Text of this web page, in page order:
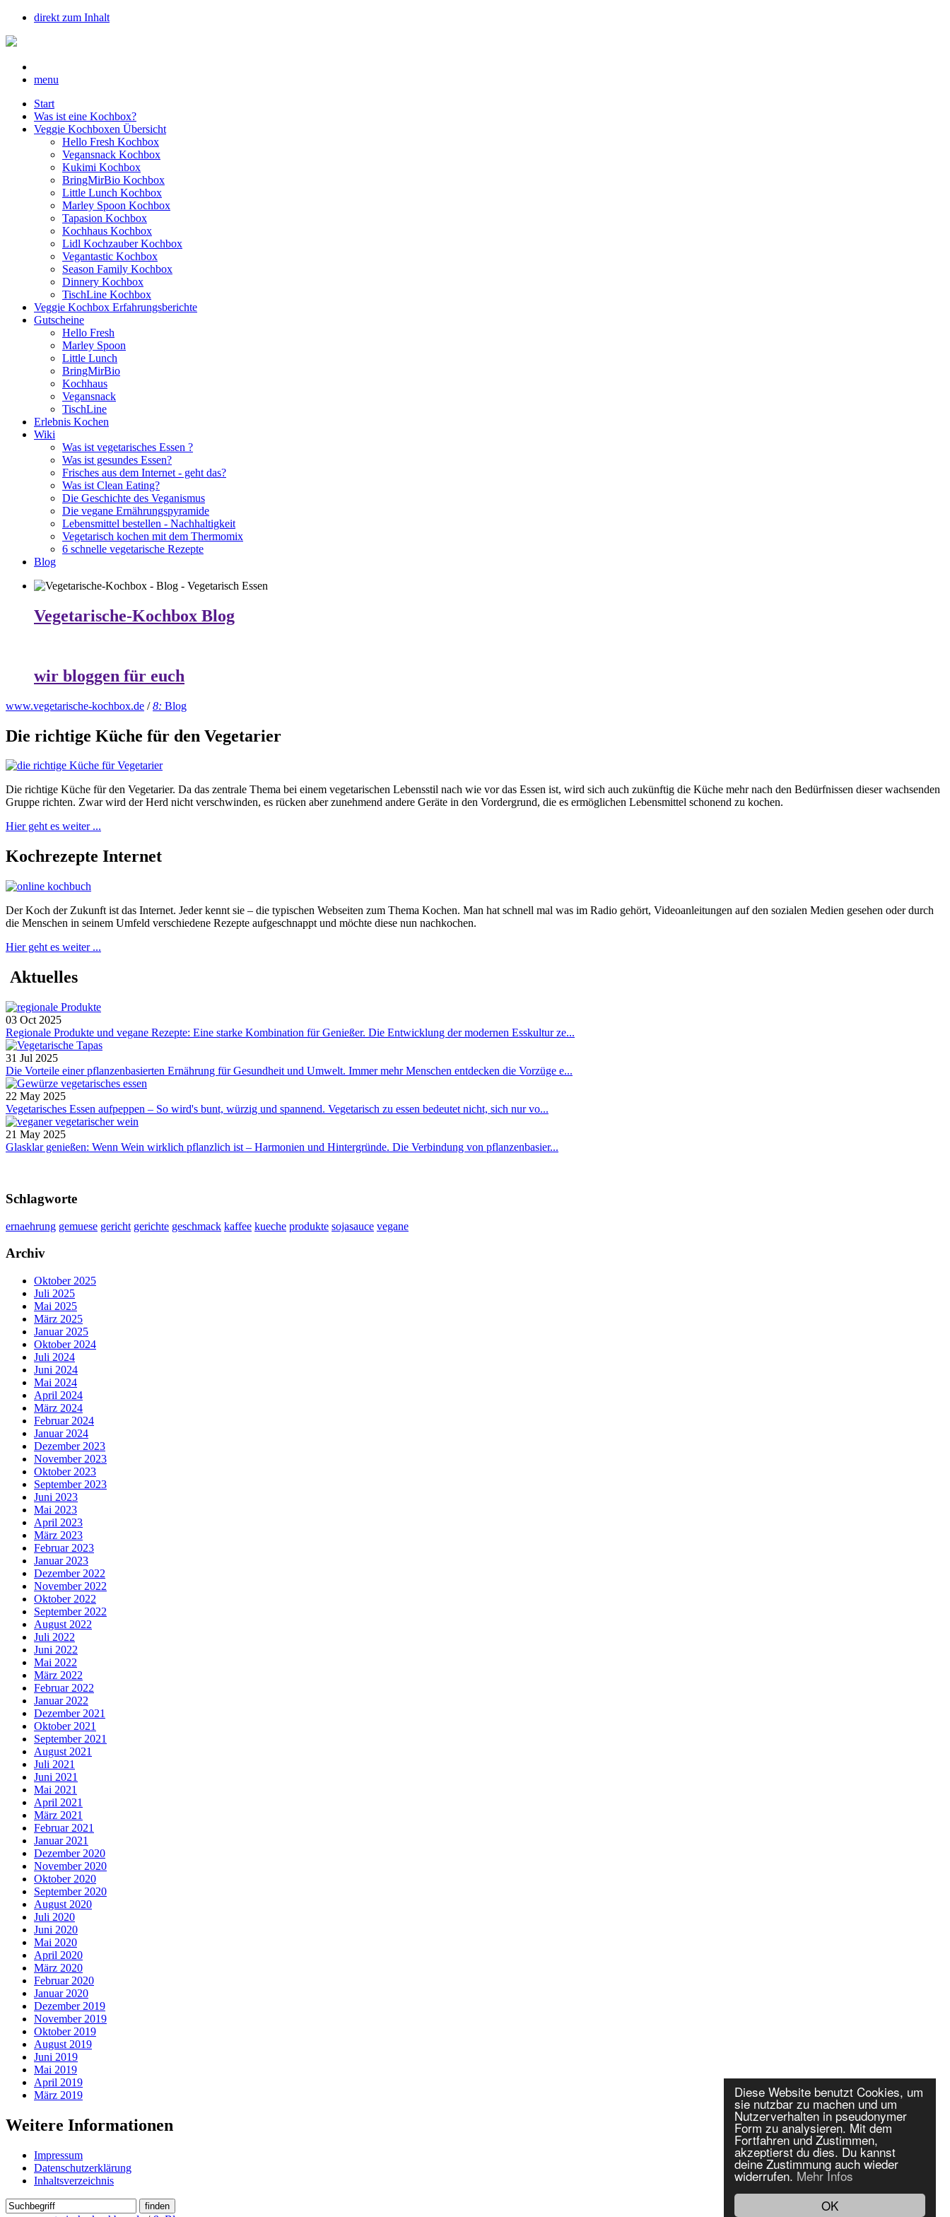
OK
Diese Website benutzt Cookies, um
sie nutzbar zu machen und um
Nutzerverhalten in pseudonymer
Form zu analysieren. Mit dem
Fortfahren und Zustimmen,
akzeptierst du dies. Du kannst
deine Zustimmung auch wieder
widerrufen. Mehr Infos
direkt zum Inhalt
menu
Start
Was ist eine Kochbox?
Veggie Kochboxen Übersicht
Hello Fresh Kochbox
Vegansnack Kochbox
Kukimi Kochbox
BringMirBio Kochbox
Little Lunch Kochbox
Marley Spoon Kochbox
Tapasion Kochbox
Kochhaus Kochbox
Lidl Kochzauber Kochbox
Vegantastic Kochbox
Season Family Kochbox
Dinnery Kochbox
TischLine Kochbox
Veggie Kochbox Erfahrungsberichte
Gutscheine
Hello Fresh
Marley Spoon
Little Lunch
BringMirBio
Kochhaus
Vegansnack
TischLine
Erlebnis Kochen
Wiki
Was ist vegetarisches Essen ?
Was ist gesundes Essen?
Frisches aus dem Internet - geht das?
Was ist Clean Eating?
Die Geschichte des Veganismus
Die vegane Ernährungspyramide
Lebensmittel bestellen - Nachhaltigkeit
Vegetarisch kochen mit dem Thermomix
6 schnelle vegetarische Rezepte
Blog
Vegetarische-Kochbox Blog
wir bloggen für euch
www.vegetarische-kochbox.de /8: Blog
Die richtige Küche für den Vegetarier
Die richtige Küche für den Vegetarier. Da das zentrale Thema bei einem vegetarischen Lebensstil nach wie vor das Essen ist, wird sich auch zukünftig die Küche mehr nach den Bedürfnissen dieser wachsenden
Gruppe richten. Zwar wird der Herd nicht verschwinden, es rücken aber zunehmend andere Geräte in den Vordergrund, die es ermöglichen Lebensmittel schonend zu kochen.
Hier geht es weiter ...
Kochrezepte Internet
Der Koch der Zukunft ist das Internet. Jeder kennt sie – die typischen Webseiten zum Thema Kochen. Man hat schnell mal was im Radio gehört, Videoanleitungen auf den sozialen Medien gesehen oder durch
die Menschen in seinem Umfeld verschiedene Rezepte aufgeschnappt und möchte diese nun nachkochen.
Hier geht es weiter ...
Aktuelles
03 Oct 2025
Regionale Produkte und vegane Rezepte: Eine starke Kombination für Genießer. Die Entwicklung der modernen Esskultur ze...
31 Jul 2025
Die Vorteile einer pflanzenbasierten Ernährung für Gesundheit und Umwelt. Immer mehr Menschen entdecken die Vorzüge e...
22 May 2025
Vegetarisches Essen aufpeppen – So wird's bunt, würzig und spannend. Vegetarisch zu essen bedeutet nicht, sich nur vo...
21 May 2025
Glasklar genießen: Wenn Wein wirklich pflanzlich ist – Harmonien und Hintergründe. Die Verbindung von pflanzenbasier...
Schlagworte
ernaehrung gemuese gericht gerichte geschmack kaffee kueche produkte sojasauce vegane
Archiv
Oktober 2025
Juli 2025
Mai 2025
März 2025
Januar 2025
Oktober 2024
Juli 2024
Juni 2024
Mai 2024
April 2024
März 2024
Februar 2024
Januar 2024
Dezember 2023
November 2023
Oktober 2023
September 2023
Juni 2023
Mai 2023
April 2023
März 2023
Februar 2023
Januar 2023
Dezember 2022
November 2022
Oktober 2022
September 2022
August 2022
Juli 2022
Juni 2022
Mai 2022
März 2022
Februar 2022
Januar 2022
Dezember 2021
Oktober 2021
September 2021
August 2021
Juli 2021
Juni 2021
Mai 2021
April 2021
März 2021
Februar 2021
Januar 2021
Dezember 2020
November 2020
Oktober 2020
September 2020
August 2020
Juli 2020
Juni 2020
Mai 2020
April 2020
März 2020
Februar 2020
Januar 2020
Dezember 2019
November 2019
Oktober 2019
August 2019
Juni 2019
Mai 2019
April 2019
März 2019
Weitere Informationen
Impressum
Datenschutzerklärung
Inhaltsverzeichnis